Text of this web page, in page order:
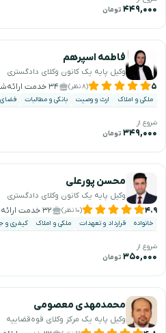
۴۴۹,۰۰۰ تومان
فاطمه اسپرهم
وکیل پایه یک کانون وکلای دادگستری
۵ (۸ نظر) ۳۴ خدمت ارائه‌شده
ملکی و املاک ارث و وصیت بانکی و مطالبات فضای
شروع از
۳۴۹,۰۰۰ تومان
محسن پورعلی
وکیل پایه یک کانون وکلای دادگستری
۴.۹ (۱۰ نظر) ۳۲ خدمت ارائه‌شده
خانواده قرارداد و تعهدات ملکی و املاک کیفری و
شروع از
۳۵۰,۰۰۰ تومان
محمدمهدی معصومی
وکیل پایه یک مرکز وکلای قوه‌قضاییه